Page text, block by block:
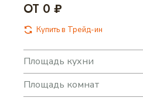
WEB-КАМЕРА
ВЫБРАТЬ КВАРТИРУ
ОТ 0 ₽
Купить в Трейд-ин
Площадь кухни
Площадь комнат